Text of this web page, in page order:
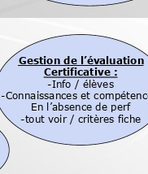
Gestion de l’évaluation
Certificative :
-Info / élèves
-Connaissances et
En l’absence de perf
-tout voir / critères fiche